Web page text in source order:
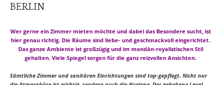
BERLIN
Wer gerne ein Zimmer mieten möchte und dabei das Besondere sucht, ist
hier genau richtig. Die Räume sind liebe- und geschmackvoll eingerichtet.
Das ganze Ambiente ist großzügig und im mondän-royalistischen Stil
gehalten. Viele Spiegel sorgen für die ganz reizvollen Ansichten.
Sämtliche Zimmer und sanitären Einrichtungen sind top-gepflegt. Nicht nur